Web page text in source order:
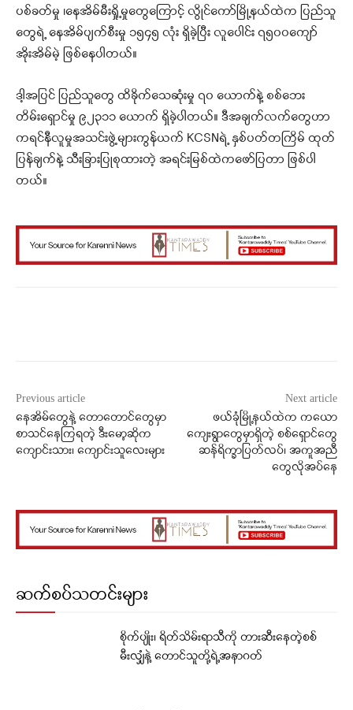
ပစ်ခတ်မှု ၊နေအိမ်မီးရှို့မှုတွေကြောင့် လွိုင်ကော်မြို့နယ်ထဲက ပြည်သူ
တွေရဲ့ နေအိမ်ပျက်စီးမှု ၁၅၄၅ လုံး ရှိခဲ့ပြီး လူပေါင်း ၇၅၀၀ကျော်
အိုးအိမ်မဲ့ ဖြစ်နေပါတယ်။
ဒါ့အပြင် ပြည်သူတွေ ထိခိုက်သေဆုံးမှု ၇၀ ယောက်နဲ့ စစ်ဘေး
တိမ်းရှောင်မှု ၉၂၃၁၁ ယောက် ရှိခဲ့ပါတယ်။ ဒီအချက်လက်တွေဟာ
ကရင်နီလူမှုအသင်းဖွဲ့များကွန်ယက် KCSNရဲ့ နှစ်ပတ်တကြိမ် ထုတ်
ပြန်ချက်နဲ့ သီးခြားပြုစုထားတဲ့ အရင်းမြစ်ထဲကဖော်ပြတာ ဖြစ်ပါ
တယ်။
Previous article
နေအိမ်တွေနဲ့ တောတောင်တွေမှာ
စာသင်နေကြရတဲ့ ဒီးမော့ဆိုက
ကျောင်းသား၊ ကျောင်းသူလေးများ
Next article
ဖယ်ခုံမြို့နယ်ထဲက ကယော
ကျေးရွာတွေမှာရှိတဲ့ စစ်ရှောင်တွေ
ဆန်ရိက္ခာပြတ်လပ်၊ အကူအညီ
တွေလိုအပ်နေ
ဆက်စပ်သတင်းများ
စိုက်ပျိုး၊ ရိတ်သိမ်းရာသီကို တားဆီးနေတဲ့စစ်
မီးလျှံနဲ့ တောင်သူတို့ရဲ့အနာဂတ်